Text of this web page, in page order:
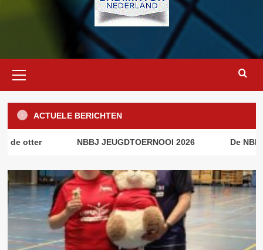
menu
ACTUELE BERICHTEN
NBBJ JEUGDTOERNOOI 2026 De NBBJ